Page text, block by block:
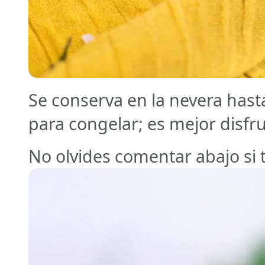
Se conserva en la nevera
para congelar; es mejor
No olvides comentar abajo si